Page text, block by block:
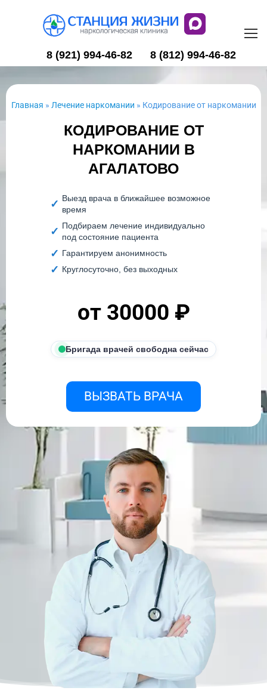
8 (921) 994-46-82 8 (812) 994-46-82
Главная » Лечение наркомании » Кодирование от наркомании
КОДИРОВАНИЕ ОТ
НАРКОМАНИИ В
АГАЛАТОВО
Выезд врача в ближайшее возможное
время
Подбираем лечение индивидуально
под состояние пациента
Гарантируем анонимность
Круглосуточно, без выходных
от 30000 ₽
Бригада врачей свободна сейчас
ВЫЗВАТЬ ВРАЧА